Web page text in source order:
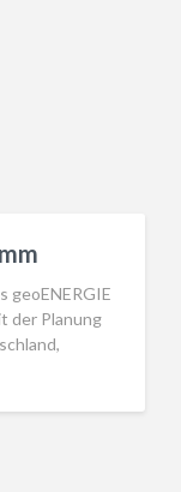
geoENERGIE
der Planung